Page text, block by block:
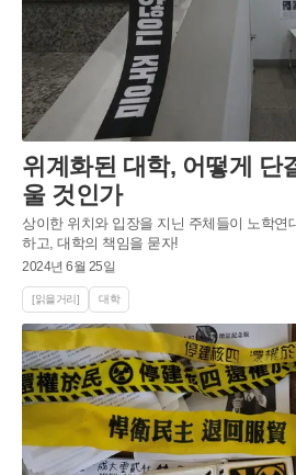
위계화된 대학, 어떻게 단
울 것인가
상이한 위치와 입장을 지닌 주체들이 노학연
하고, 대학의 책임을 묻자!
2024년 6월 25일
[읽을거리] 대학